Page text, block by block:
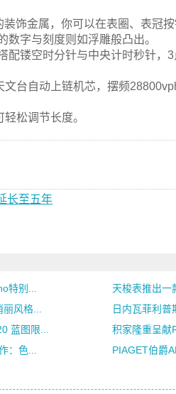
饰金属，你可以在表圈、表冠
字与刻度则如浮雕般凸出。
配镂空时分针与中央计时秒针，
台自动上链机芯，摆频
松调节长度。
长至五年
特别...
天梭表推出一
风格...
日内瓦菲利普
蓝图限...
积家隆重呈献
：色...
PIAGET伯爵